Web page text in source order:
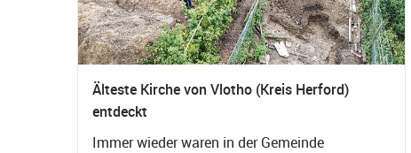
Älteste Kirche von Vlotho (Kreis Herford)
entdeckt
Immer wieder waren in der Gemeinde